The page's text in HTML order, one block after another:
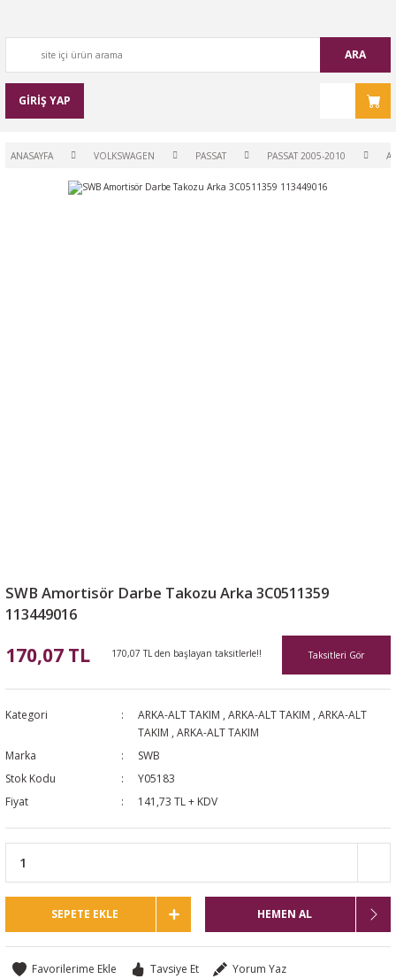
ARA
GİRİŞ YAP
ANASAYFA VOLKSWAGEN PASSAT PASSAT 2005-2010
SWB Amortisör Darbe Takozu Arka 3C0511359
113449016
170,07 TL 170,07 TL den başlayan taksitlerle!! Taksitleri Gör
Kategori ARKA-ALT TAKIM , ARKA-ALT TAKIM , ARKA-ALT
TAKIM , ARKA-ALT TAKIM
Marka
SWB
Stok Kodu
Y05183
Fiyat
141,73 TL + KDV
SEPETE EKLE HEMEN AL
Tavsiye Et Yorum Yaz